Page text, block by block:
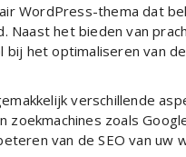
WordPress-thema dat
Naast het bieden van
het optimaliseren van
verschillende
zoekmachines zoals
van de SEO van uw